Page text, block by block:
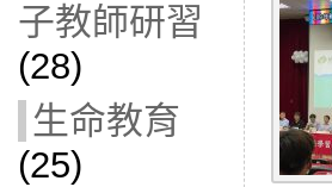
子教師研習
(28)
生命教育
(25)